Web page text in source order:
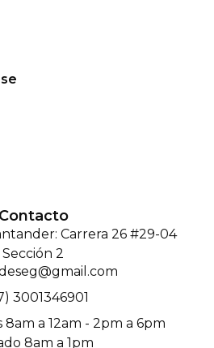
Contacto
Carrera 26 #29-04
Sección 2
3001346901
8am a 12am - 2pm a 6pm
8am a 1pm